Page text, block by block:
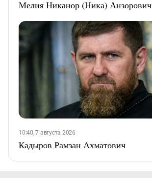
Мелия Никанор (Ника) Анзорович
10:40, 7 августа 2026
Кадыров Рамзан Ахматович